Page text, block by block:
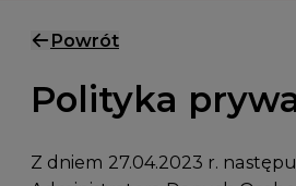
Powrót
Polityka
Z dniem 27.04.2023 r.